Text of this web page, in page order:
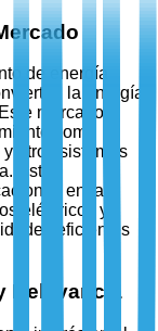
de energía
la energía
mercado
como
y otros sistemas
Estas
en la
eléctricos y
eficientes
Relevancia